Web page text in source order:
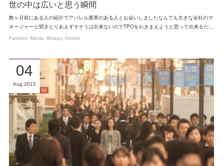
世の中は広いと思う瞬間
数ヶ月前にある人の紹介でアパレル業界のある人とお会いしましたなんでも大きな会社のマ
ネージャーと聞きとりあえずそそうは出来ないのでTPOをわきまえようと思って出来るだ…
Fashion Movie Beauty Goods
04
Aug 2015